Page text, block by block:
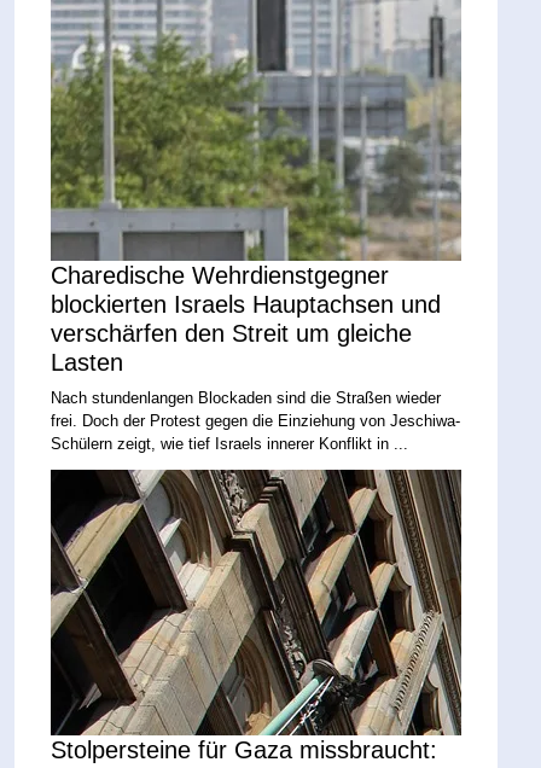
Charedische Wehrdienstgegner
blockierten Israels Hauptachsen und
verschärfen den Streit um gleiche
Lasten
Nach stundenlangen Blockaden sind die Straßen wieder
frei. Doch der Protest gegen die Einziehung von Jeschiwa-
Schülern zeigt, wie tief Israels innerer Konflikt in ...
Stolpersteine für Gaza missbraucht: